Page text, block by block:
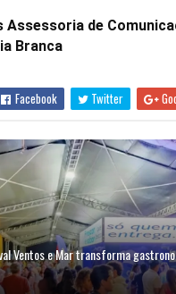
Assessoria de
Branca
Facebook Twitter
Ventos e Mar transforma